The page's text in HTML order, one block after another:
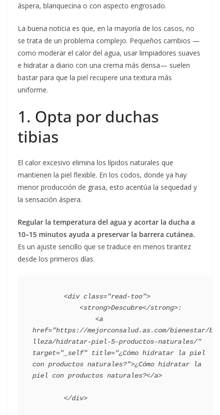
áspera, blanquecina o con aspecto engrosado.
La buena noticia es que, en la mayoría de los casos, no
se trata de un problema complejo. Pequeños cambios —
como moderar el calor del agua, usar limpiadores suaves
e hidratar a diario con una crema más densa— suelen
bastar para que la piel recupere una textura más
uniforme.
1. Opta por duchas
tibias
El calor excesivo elimina los lípidos naturales que
mantienen la piel flexible. En los codos, donde ya hay
menor producción de grasa, esto acentúa la sequedad y
la sensación áspera.
Regular la temperatura del agua y acortar la ducha a
10–15 minutos ayuda a preservar la barrera cutánea.
Es un ajuste sencillo que se traduce en menos tirantez
desde los primeros días.
href="https://mejorconsalud.as.com/bienestar/be
lleza/hidratar-piel-5-productos-naturales/"
target="_self" title="¿Cómo hidratar la piel
con productos naturales?">¿Cómo hidratar la
piel con productos naturales?</a>